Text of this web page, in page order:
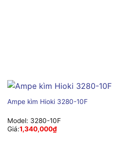
Ampe kìm Hioki 3280-10F
Model: 3280-10F
Giá:1,340,000₫